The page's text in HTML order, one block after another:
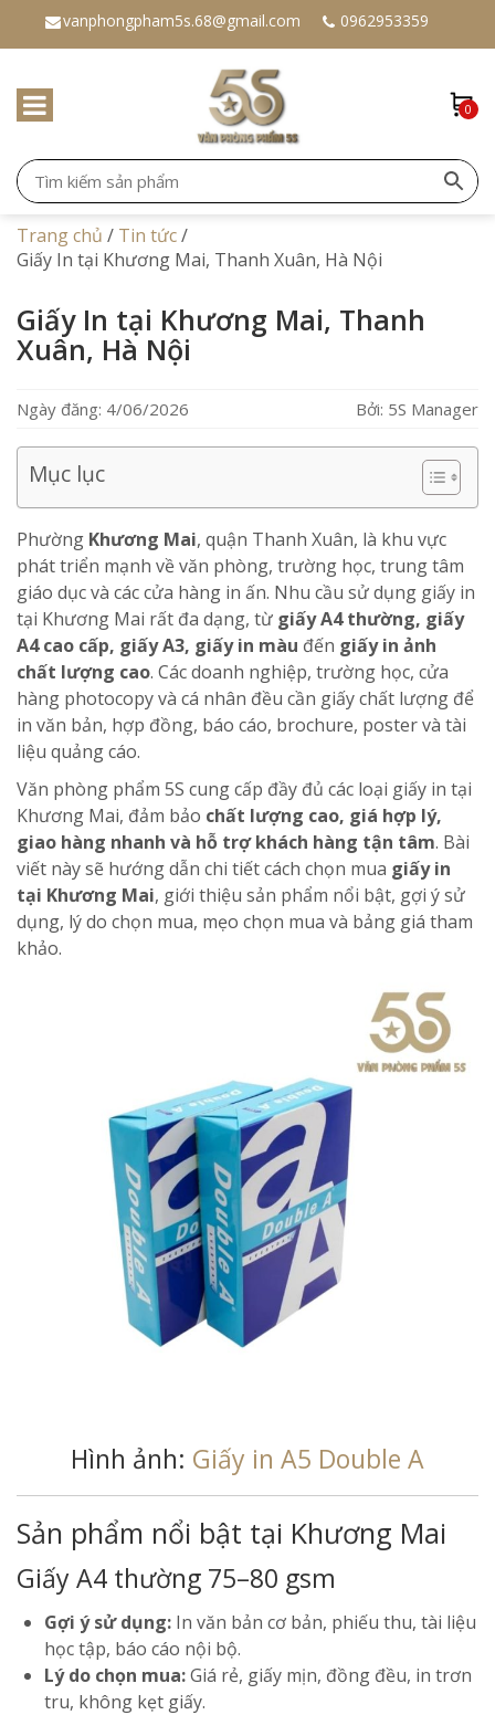
vanphongpham5s.68@gmail.com 0962953359
0
Trang chủ / Tin tức/
Giấy In tại Khương Mai, Thanh Xuân, Hà Nội
Giấy In tại Khương Mai, Thanh
Xuân, Hà Nội
Ngày đăng: 4/06/2026 Bởi: 5S Manager
Mục lục
Phường Khương Mai, quận Thanh Xuân, là khu vực
phát triển mạnh về văn phòng, trường học, trung tâm
giáo dục và các cửa hàng in ấn. Nhu cầu sử dụng giấy in
tại Khương Mai rất đa dạng, từ giấy A4 thường, giấy
A4 cao cấp, giấy A3, giấy in màu đến giấy in ảnh
chất lượng cao. Các doanh nghiệp, trường học, cửa
hàng photocopy và cá nhân đều cần giấy chất lượng để
in văn bản, hợp đồng, báo cáo, brochure, poster và tài
liệu quảng cáo.
Văn phòng phẩm 5S cung cấp đầy đủ các loại giấy in tại
Khương Mai, đảm bảo chất lượng cao, giá hợp lý,
giao hàng nhanh và hỗ trợ khách hàng tận tâm. Bài
viết này sẽ hướng dẫn chi tiết cách chọn mua giấy in
tại Khương Mai, giới thiệu sản phẩm nổi bật, gợi ý sử
dụng, lý do chọn mua, mẹo chọn mua và bảng giá tham
khảo.
Hình ảnh: Giấy in A5 Double A
Sản phẩm nổi bật tại Khương Mai
Giấy A4 thường 75–80 gsm
Gợi ý sử dụng: In văn bản cơ bản, phiếu thu, tài liệu
học tập, báo cáo nội bộ.
Lý do chọn mua:Giá rẻ, giấy mịn, đồng đều, in trơn
tru, không kẹt giấy.